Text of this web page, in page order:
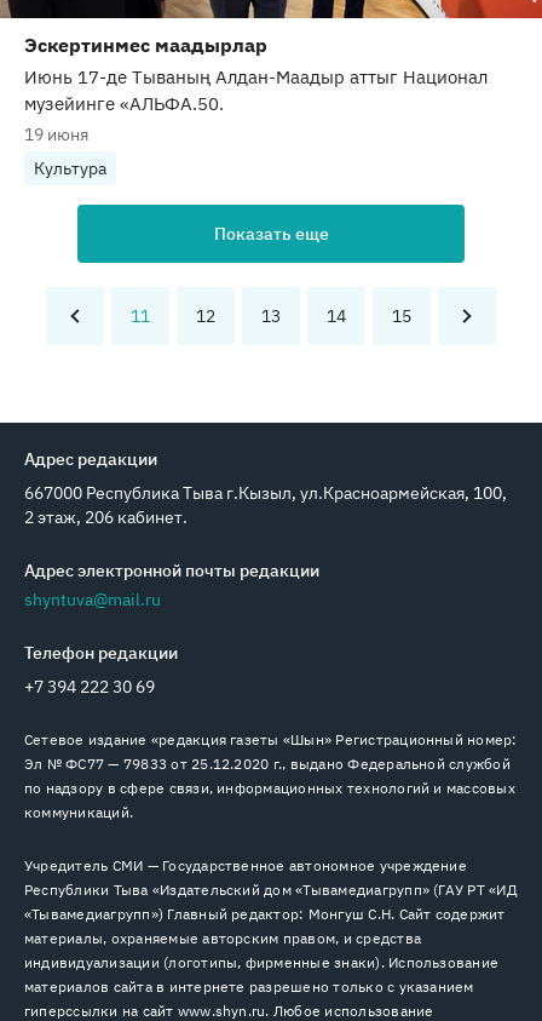
Эскертинмес маадырлар
Июнь 17-де Тываның Алдан-Маадыр аттыг Национал
музейинге «АЛЬФА.50.
19 июня
Культура
Показать еще
11 12 13 14 15
Адрес редакции
667000 Республика Тыва г.Кызыл, ул.Красноармейская, 100,
2 этаж, 206 кабинет.
Адрес электронной почты редакции
shyntuva@mail.ru
Телефон редакции
+7 394 222 30 69
Сетевое издание «редакция газеты «Шын» Регистрационный номер:
Эл № ФС77 — 79833 от 25.12.2020 г., выдано Федеральной службой
по надзору в сфере связи, информационных технологий и массовых
коммуникаций.
Учредитель СМИ — Государственное автономное учреждение
Республики Тыва «Издательский дом «Тывамедиагрупп» (ГАУ РТ «ИД
«Тывамедиагрупп») Главный редактор: Монгуш С.Н. Сайт содержит
материалы, охраняемые авторским правом, и средства
индивидуализации (логотипы, фирменные знаки). Использование
материалов сайта в интернете разрешено только с указанием
гиперссылки на сайт www.shyn.ru. Любое использование